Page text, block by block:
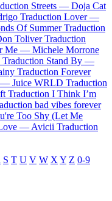
Streets — Doja Cat
Traduction Lover —
Of Summer Traduction
Toliver Traduction
Me — Michele Morrone
Traduction Stand By —
Traduction Forever
— Juice WRLD Traduction
Traduction I Think I’m
bad vibes forever
Too Shy (Let Me
—Avicii Traduction
S T U V W XY Z 0-9